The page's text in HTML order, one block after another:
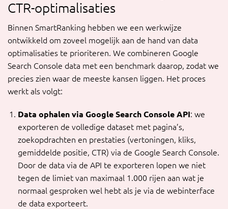
CTR-optimalisaties
Binnen SmartRanking hebben we een werkwijze
ontwikkeld om zoveel mogelijk aan de hand van data
optimalisaties te prioriteren. We combineren Google
Search Console data met een benchmark daarop, zodat we
precies zien waar de meeste kansen liggen. Het proces
werkt als volgt:
Data ophalen via Google Search Console API: we
exporteren de volledige dataset met pagina’s,
zoekopdrachten en prestaties (vertoningen, kliks,
gemiddelde positie, CTR) via de Google Search Console.
Door de data via de API te exporteren lopen we niet
tegen de limiet van maximaal 1.000 rijen aan wat je
normaal gesproken wel hebt als je via de webinterface
de data exporteert.